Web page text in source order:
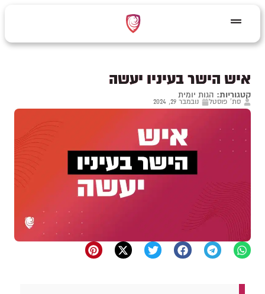
איש הישר בעיניו יעשה
קטגוריות: הגות יומית
סת' פוסטל נובמבר 29, 2024